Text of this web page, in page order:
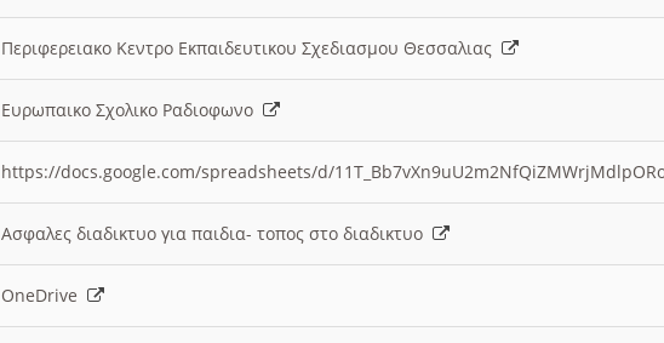
Περιφερειακο Κεντρο Εκπαιδευτικου Σχεδιασμου Θεσσαλιας
Ευρωπαικο Σχολικο Ραδιοφωνο
https://docs.google.com/spreadsheets/d/
Ασφαλες διαδικτυο για παιδια- τοπος στο διαδικτυο
OneDrive